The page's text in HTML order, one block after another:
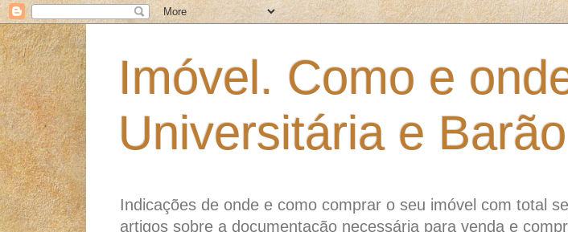
Imóvel. Como e
Universitária e
Indicações de onde e como comprar o seu imóvel com total
artigos sobre a documentação necessária para venda e